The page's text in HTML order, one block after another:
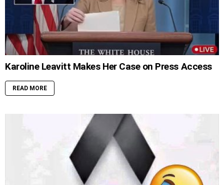
Karoline Leavitt Makes Her Case on Press Access
READ MORE